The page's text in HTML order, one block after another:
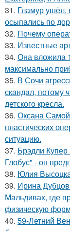
31. Гламур ушёл,
осыпались по
32. Почему
33. Известные
34. Она вложила
максимально
35. В Сочи
скандал, потому
детского кресла.
36. Оксана
пластических
ситуацию.
37. Брэдли
Глобус" - он
38. Юлия
39. Ирина
Мальдивах, где
физическую
40. 59-Летний